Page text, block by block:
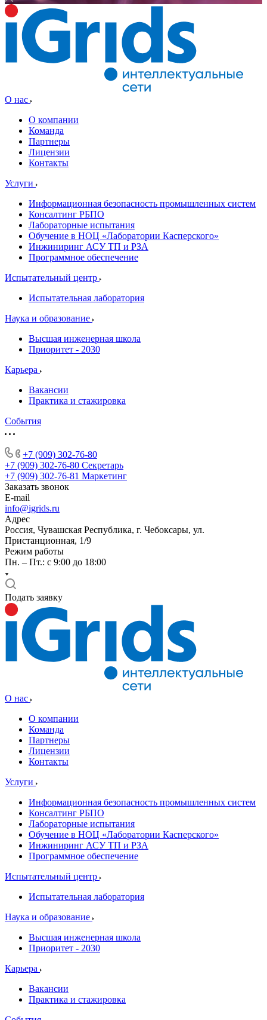
О нас
О компании
Команда
Партнеры
Лицензии
Контакты
Услуги
Информационная безопасность промышленных систем
Консалтинг РБПО
Лабораторные испытания
Обучение в НОЦ «Лаборатории Касперского»
Инжиниринг АСУ ТП и РЗА
Программное обеспечение
Испытательный центр
Испытательная лаборатория
Наука и образование
Высшая инженерная школа
Приоритет - 2030
Карьера
Вакансии
Практика и стажировка
События
+7 (909) 302-76-80
+7 (909) 302-76-80 Секретарь
+7 (909) 302-76-81 Маркетинг
Заказать звонок
E-mail
info@igrids.ru
Адрес
Россия, Чувашская Республика, г. Чебоксары, ул.
Пристанционная, 1/9
Режим работы
Пн. – Пт.: с 9:00 до 18:00
Подать заявку
О нас
О компании
Команда
Партнеры
Лицензии
Контакты
Услуги
Информационная безопасность промышленных систем
Консалтинг РБПО
Лабораторные испытания
Обучение в НОЦ «Лаборатории Касперского»
Инжиниринг АСУ ТП и РЗА
Программное обеспечение
Испытательный центр
Испытательная лаборатория
Наука и образование
Высшая инженерная школа
Приоритет - 2030
Карьера
Вакансии
Практика и стажировка